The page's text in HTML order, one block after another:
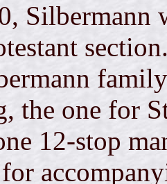
Silbermann
the one for
12-stop